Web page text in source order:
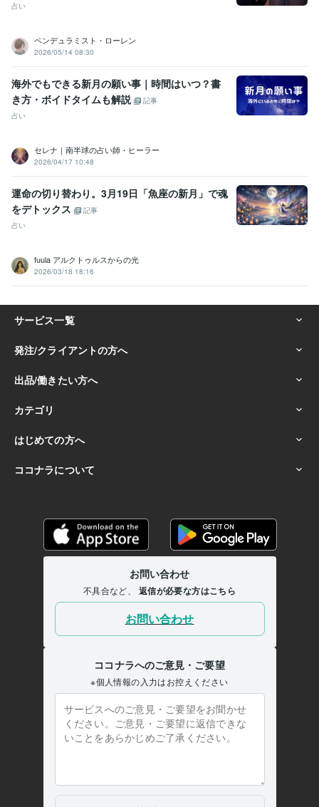
占い
ペンデュラミスト・ローレン
2026/05/14 08:30
海外でもできる新月の願い事｜時間はいつ？書
き方・ボイドタイムも解説
記事
占い
セレナ｜南半球の占い師・ヒーラー
2026/04/17 10:48
運命の切り替わり。3月19日「魚座の新月」で魂
をデトックス
記事
占い
fuula アルクトゥルスからの光
2026/03/18 18:16